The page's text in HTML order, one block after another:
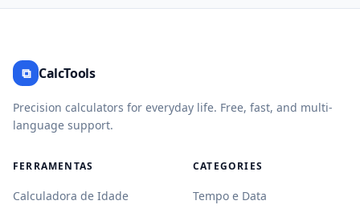
⧉ CalcTools
Precision calculators for everyday life. Free, fast, and multi-
language support.
FERRAMENTAS
Calculadora de Idade
CATEGORIES
Tempo e Data